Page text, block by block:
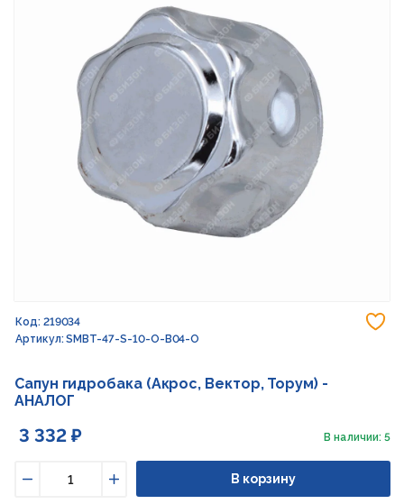
Код: 219034
Артикул: SMBT-47-S-10-O-B04-O
Сапун гидробака (Акрос, Вектор, Торум) -
АНАЛОГ
3 332 ₽ В наличии: 5
Увеличить
В корзину